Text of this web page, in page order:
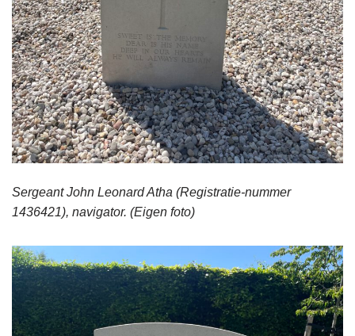
Sergeant John Leonard Atha (Registratie-nummer
1436421), navigator. (Eigen foto)